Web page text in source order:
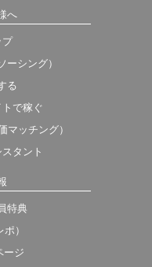
へ
プ
ーシング）
る
で稼ぐ
マッチング）
タント
特典
）
ージ